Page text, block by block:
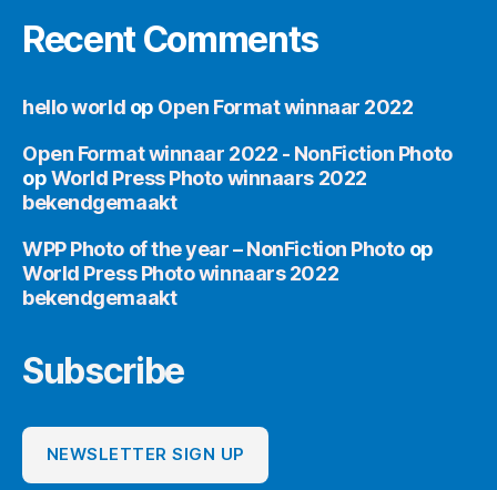
Recent Comments
hello world op Open Format winnaar 2022
Open Format winnaar 2022 - NonFiction Photo
opWorld Press Photo winnaars 2022
bekendgemaakt
WPP Photo of the year – NonFiction Photo op
World Press Photo winnaars 2022
bekendgemaakt
Subscribe
NEWSLETTER SIGN UP